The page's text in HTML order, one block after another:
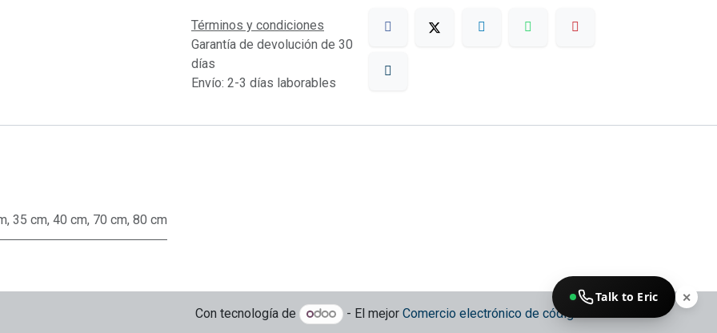
Términos y condiciones
Garantía de devolución de 30
días
Envío: 2-3 días laborables
, 35 cm, 40 cm, 70 cm, 80 cm
Con tecnología de - El mejor Comercio electrónico de código abierto
Talk to Eric ✕